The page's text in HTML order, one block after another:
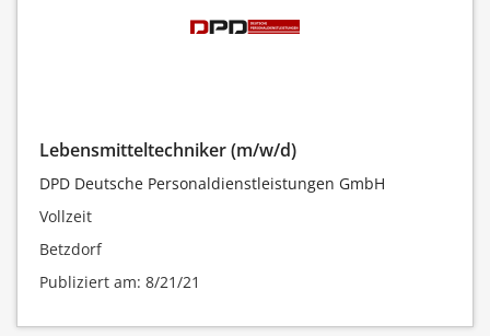
Lebensmitteltechniker (m/w/d)
DPD Deutsche Personaldienstleistungen GmbH
Vollzeit
Betzdorf
Publiziert am: 8/21/21